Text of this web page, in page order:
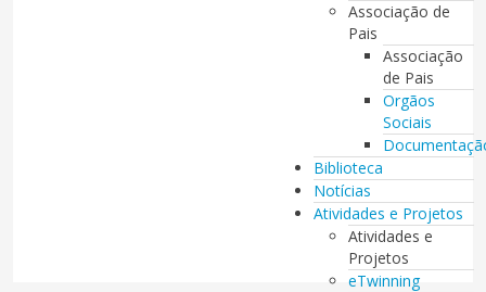
Associação de
Pais
Associação
de Pais
Orgãos
Sociais
Biblioteca
Notícias
Atividades e Projetos
Atividades e
Projetos
eTwinning